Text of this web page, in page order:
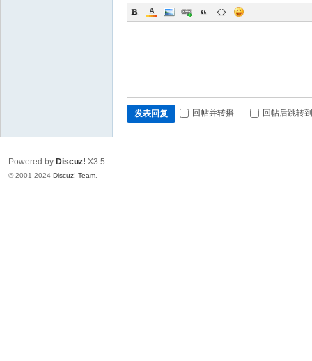
发表回复 回帖并转播 回帖后跳转
Powered by Discuz! X3.5
© 2001-2024 Discuz! Team